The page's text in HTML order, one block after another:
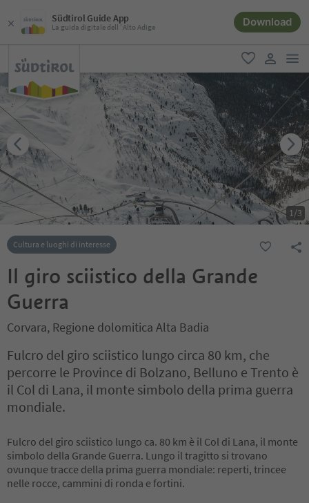
Südtirol Guide App
La guida digitale dell´Alto Adige Download
favoriti
user link
1/3
Cultura e luoghi di interesse
Il giro sciistico della Grande
Guerra
Corvara, Regione dolomitica Alta Badia
Fulcro del giro sciistico lungo circa 80 km, che
percorre le Province di Bolzano, Belluno e Trento è
il Col di Lana, il monte simbolo della prima guerra
mondiale.
Fulcro del giro sciistico lungo ca. 80 km è il Col di Lana, il monte
simbolo della Grande Guerra. Lungo il tragitto si trovano
ovunque tracce della prima guerra mondiale: reperti, trincee
nelle rocce, cammini di ronda e fortini.